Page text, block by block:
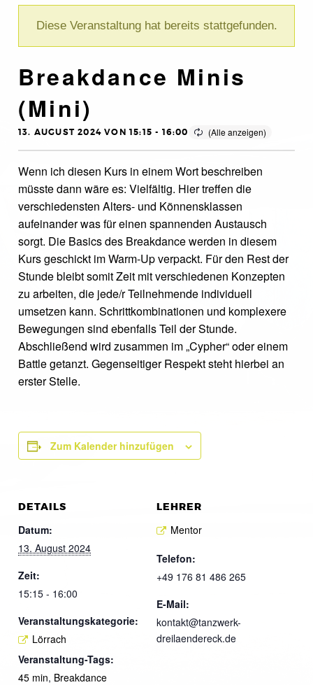
Diese Veranstaltung hat bereits stattgefunden.
Breakdance Minis
(Mini)
13. AUGUST 2024 VON 15:15 - 16:00
Wenn ich diesen Kurs in einem Wort beschreiben
müsste dann wäre es: Vielfältig. Hier treffen die
verschiedensten Alters- und Könnensklassen
aufeinander was für einen spannenden Austausch
sorgt. Die Basics des Breakdance werden in diesem
Kurs geschickt im Warm-Up verpackt. Für den Rest der
Stunde bleibt somit Zeit mit verschiedenen Konzepten
zu arbeiten, die jede/r Teilnehmende individuell
umsetzen kann. Schrittkombinationen und komplexere
Bewegungen sind ebenfalls Teil der Stunde.
Abschließend wird zusammen im „Cypher“ oder einem
Battle getanzt. Gegenseitiger Respekt steht hierbei an
erster Stelle.
Zum Kalender hinzufügen
DETAILS
Datum:
13. August 2024
Zeit:
15:15 - 16:00
Veranstaltungskategorie:
Lörrach
Veranstaltung-Tags:
45 min, Breakdance
LEHRER
Mentor
Telefon:
+49 176 81 486 265
E-Mail:
kontakt@tanzwerk-
dreilaendereck.de